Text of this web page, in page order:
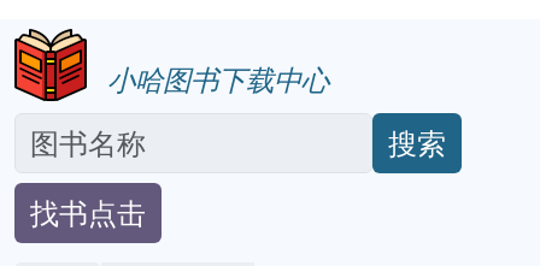
小哈图书下载中心
搜索
找书点击